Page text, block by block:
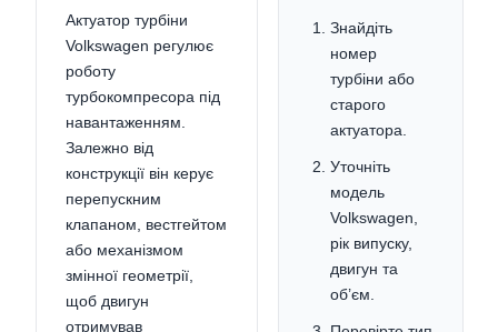
Актуатор турбіни
Volkswagen регулює
роботу
турбокомпресора під
навантаженням.
Залежно від
конструкції він керує
перепускним
клапаном, вестгейтом
або механізмом
змінної геометрії,
щоб двигун
отримував
Знайдіть
номер
турбіни або
старого
актуатора.
Уточніть
модель
Volkswagen,
рік випуску,
двигун та
об’єм.